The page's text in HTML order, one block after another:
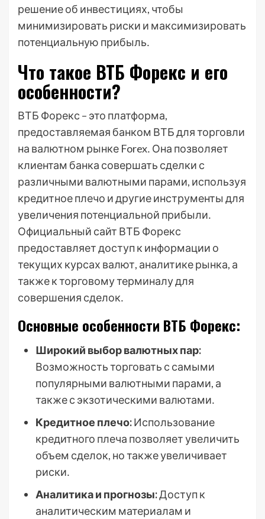
решение об инвестициях, чтобы
минимизировать риски и максимизировать
потенциальную прибыль․
Что такое ВТБ Форекс и его
особенности?
ВТБ Форекс – это платформа,
предоставляемая банком ВТБ для торговли
на валютном рынке Forex․ Она позволяет
клиентам банка совершать сделки с
различными валютными парами, используя
кредитное плечо и другие инструменты для
увеличения потенциальной прибыли․
Официальный сайт ВТБ Форекс
предоставляет доступ к информации о
текущих курсах валют, аналитике рынка, а
также к торговому терминалу для
совершения сделок․
Основные особенности ВТБ Форекс:
Широкий выбор валютных пар:
Возможность торговать с самыми
популярными валютными парами, а
также с экзотическими валютами․
Кредитное плечо:Использование
кредитного плеча позволяет увеличить
объем сделок, но также увеличивает
риски․
Аналитика и прогнозы:Доступ к
аналитическим материалам и